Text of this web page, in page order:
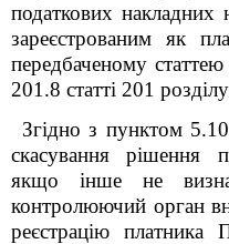
податкових накладних
зареєстрованим як
передбаченому
201.8 статті 201
Згідно з пунктом
скасування рішення
якщо інше не
контролюючий орган
реєстрацію